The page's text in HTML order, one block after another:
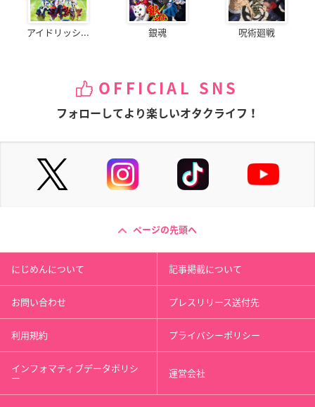
アイドリッシ... 銀魂 呪術廻戦
OFFICIAL SNS
フォローしてより楽しいオタクライフ！
ページの先頭へ
にじめんについて 記事掲載について
お問い合わせ プレスリリース送付先
利用規約 プライバシーポリシー
インフォマティブデータポリシ
ー 運営会社